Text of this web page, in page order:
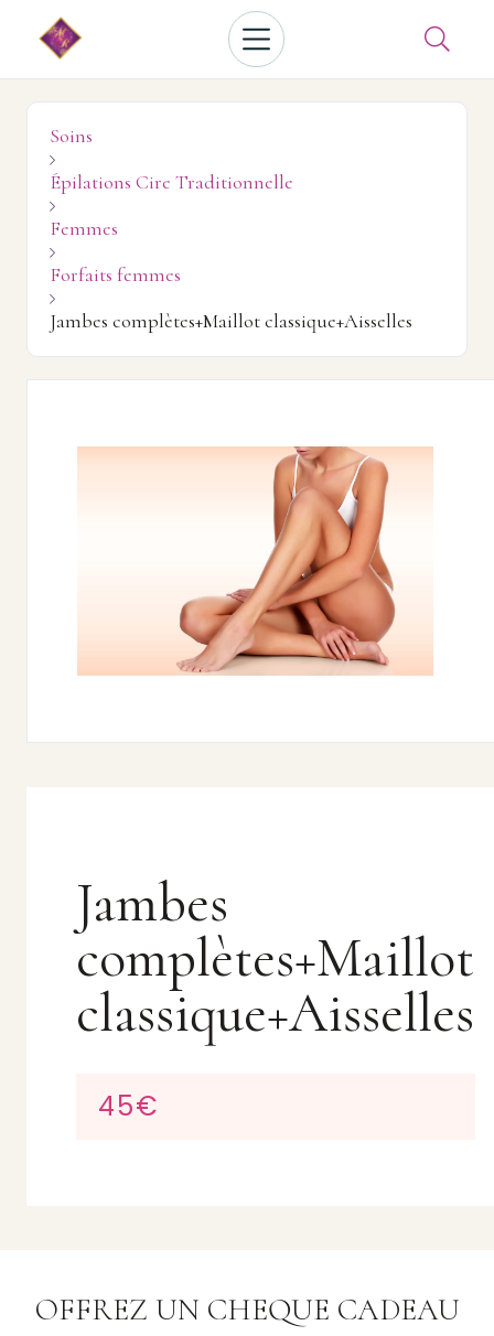

Soins

Épilations Cire Traditionnelle

Femmes

Forfaits femmes

Jambes complètes+Maillot classique+Aisselles
Jambes
complètes+Maillot
classique+Aisselles
45€
OFFREZ UN CHEQUE CADEAU